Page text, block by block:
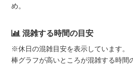
め。
混雑する時間の目安
※休日の混雑目安を表示しています。
棒グラフが高いところが混雑する時間